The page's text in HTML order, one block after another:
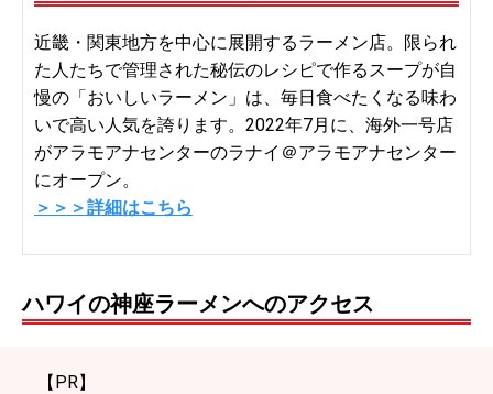
近畿・関東地方を中心に展開するラーメン店。限られ
た人たちで管理された秘伝のレシピで作るスープが自
慢の「おいしいラーメン」は、毎日食べたくなる味わ
いで高い人気を誇ります。2022年7月に、海外一号店
がアラモアナセンターのラナイ＠アラモアナセンター
にオープン。
＞＞＞詳細はこちら
ハワイの神座ラーメンへのアクセス
【PR】